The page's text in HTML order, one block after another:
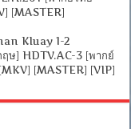
[MASTER]
Kluay 1-2
ษ] HDTV.AC-3 [พากย์
[MASTER] [VIP]